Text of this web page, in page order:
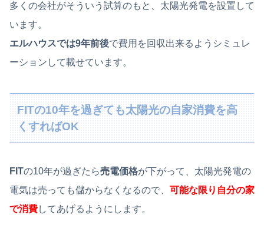
多くの会社がそういう試算のもと、太陽光発電を設置して
います。
エルハウスでは9年前後で費用を回収出来るようシミュレ
ーションして載せています。
FITの10年を過ぎても太陽光の自家消費を高
くすればOK
FITの10年が過ぎたら売電価格が下がって、太陽光発電の
電気は売っても儲からなくなるので、 可能な限り自分の家
で消費してあげるようにします。